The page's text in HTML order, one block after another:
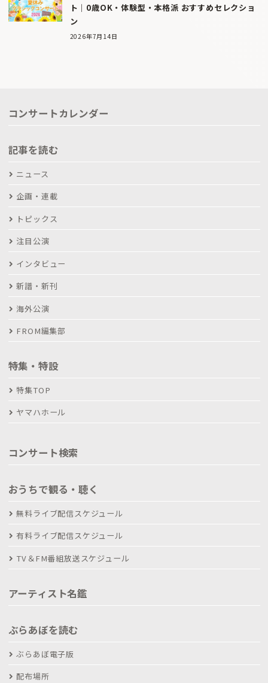
ト｜0歳OK・体験型・本格派 おすすめセレクショ
ン
2026年7月14日
コンサートカレンダー
記事を読む
ニュース
企画・連載
トピックス
注目公演
インタビュー
新譜・新刊
海外公演
FROM編集部
特集・特設
特集TOP
ヤマハホール
コンサート検索
おうちで観る・聴く
無料ライブ配信スケジュール
有料ライブ配信スケジュール
TV＆FM番組放送スケジュール
アーティスト名鑑
ぶらあぼを読む
ぶらあぼ電子版
配布場所